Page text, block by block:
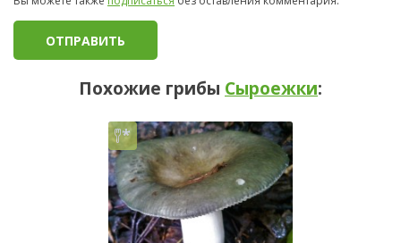
Похожие грибы Сыроежки: